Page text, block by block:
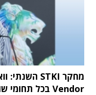
Vendor בכל תחומי שוק ה-IT